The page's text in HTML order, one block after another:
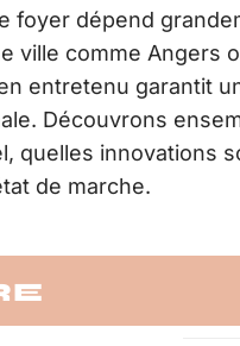
foyer dépend
ville comme Angers
entretenu garantit
Découvrons
quelles innovations
de marche.